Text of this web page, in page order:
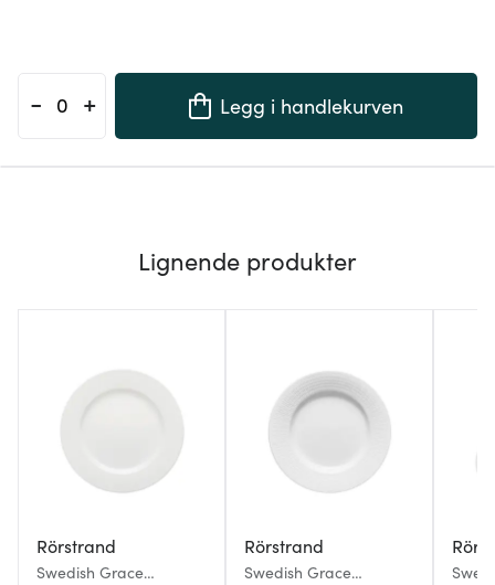
- + Legg i handlekurven
Lignende produkter
Rörstrand
Swedish Grace
Rörstrand
Swedish Grace